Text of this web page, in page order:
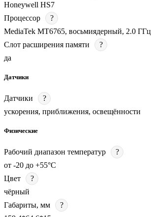
Honeywell HS7
Процессор
?
MediaTek MT6765, восьмиядерный, 2.0 ГГц
Слот расширения памяти
?
да
Датчики
Датчики
?
ускорения, приближения, освещённости
Физические
Рабочий диапазон температур
?
от -20 до +55°С
Цвет
?
чёрный
Габариты, мм
?